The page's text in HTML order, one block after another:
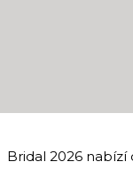
Bridal 2026